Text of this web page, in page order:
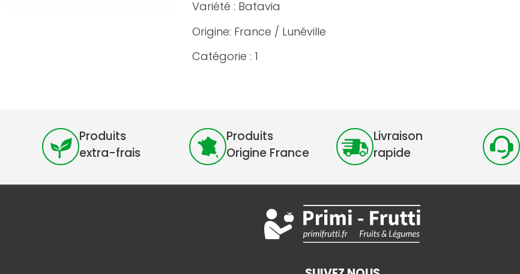
Variété : Batavia
Origine: France / Lunéville
Catégorie : 1
Produits
extra-frais
Produits
Origine France
Livraison
rapide